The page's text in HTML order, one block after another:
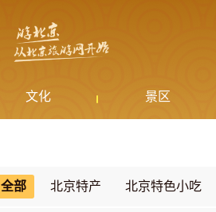
文化 景区
全部 北京特产 北京特色小吃